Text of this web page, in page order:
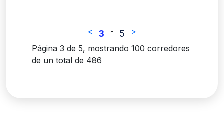
< 3 - 5
>
Página 3 de 5, mostrando 100 corredores
de un total de 486